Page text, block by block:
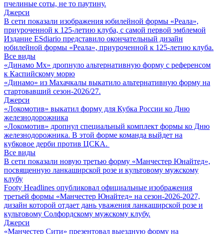
пчелиные соты, не то паутину.
Джерси
В сети показали изображения юбилейной формы «Реала»,
приуроченной к 125-летию клуба, с самой первой эмблемой
Издание ESdiario представило окончательный дизайн
юбилейной формы «Реала», приуроченной к 125-летию клуба.
Все виды
«Динамо Мх» дропнуло альтернативную форму с референсом
к Каспийскому морю
«Динамо» из Махачкалы выкатило альтернативную форму на
стартовавший сезон-2026/27.
Джерси
«Локомотив» выкатил форму для Кубка России ко Дню
железнодорожника
«Локомотив» дропнул специальный комплект формы ко Дню
железнодорожника. В этой форме команда выйдет на
кубковое дерби против ЦСКА.
Все виды
В сети показали новую третью форму «Манчестер Юнайтед»,
посвященную ланкаширской розе и культовому мужскому
клубу
Footy Headlines опубликовал официальные изображения
третьей формы «Манчестер Юнайтед» на сезон-2026-2027,
дизайн которой отдает дань уважения ланкаширской розе и
культовому Солфордскому мужскому клубу.
Джерси
«Манчестер Сити» презентовал выездную форму на